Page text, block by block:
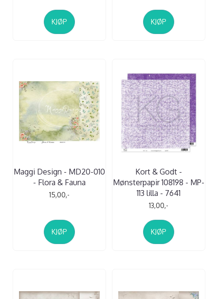
KJØP KJØP
Maggi Design - MD20-010
- Flora & Fauna
15,00,-
KJØP
Kort & Godt -
Mønsterpapir 108198 - MP-
113 lilla - 7641
13,00,-
KJØP